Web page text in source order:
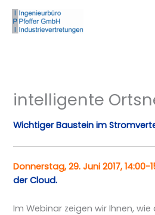
Zum
Inhalt
springen
intelligente
Wichtiger Baustein im
Donnerstag, 29. Juni 2017,14:00-
der Cloud.
Im Webinar zeigen wir Ihnen, wie